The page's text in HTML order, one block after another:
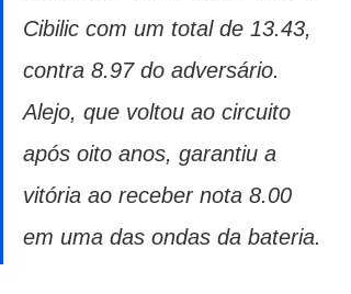
Cibilic com um total de 13.43,
contra 8.97 do adversário.
Alejo, que voltou ao circuito
após oito anos, garantiu a
vitória ao receber nota 8.00
em uma das ondas da bateria.